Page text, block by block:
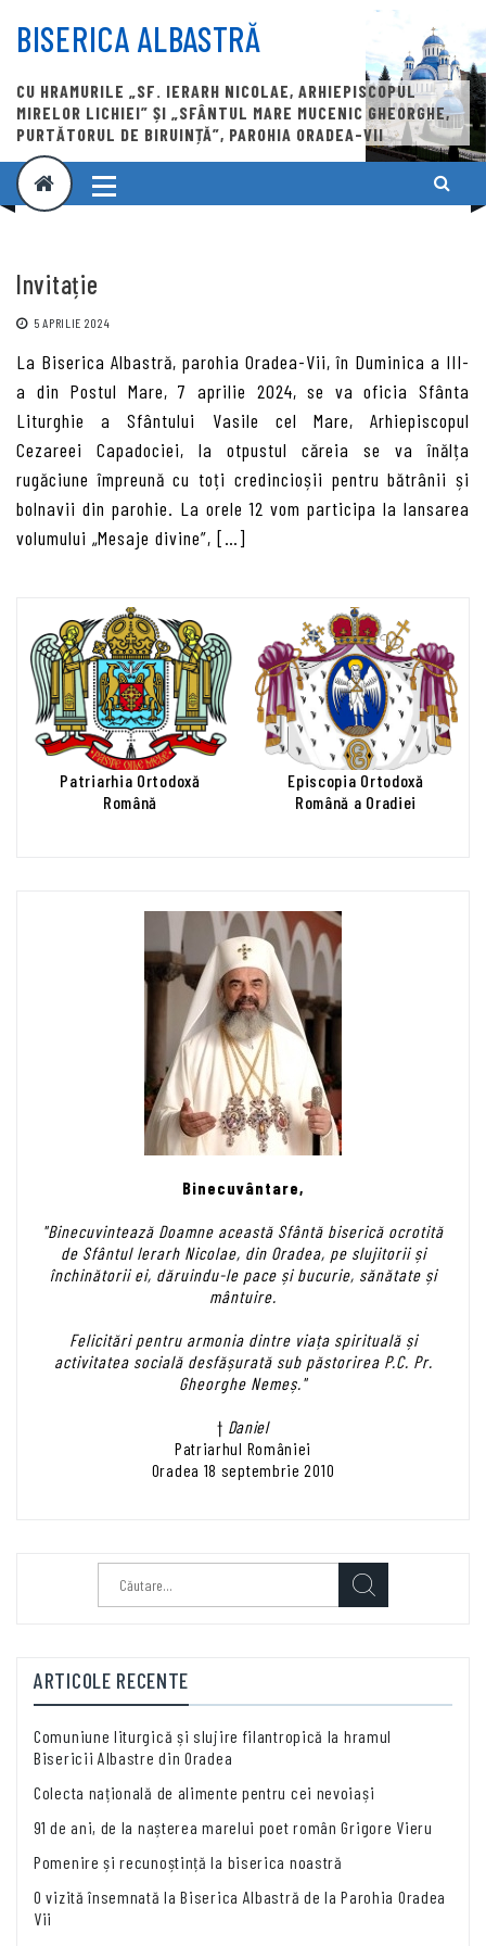
content
BISERICA ALBASTRĂ
CU HRAMURILE „SF. IERARH NICOLAE, ARHIEPISCOPUL
MIRELOR LICHIEI” ȘI „SFÂNTUL MARE MUCENIC GHEORGHE,
PURTĂTORUL DE BIRUINȚĂ”, PAROHIA ORADEA-VII
Invitație
5 APRILIE 2024
La Biserica Albastră, parohia Oradea-Vii, în Duminica a III-
a din Postul Mare, 7 aprilie 2024, se va oficia Sfânta
Liturghie a Sfântului Vasile cel Mare, Arhiepiscopul
Cezareei Capadociei, la otpustul căreia se va înălța
rugăciune împreună cu toți credincioșii pentru bătrânii și
bolnavii din parohie. La orele 12 vom participa la lansarea
volumului „Mesaje divine”, […]
Patriarhia Ortodoxă
Română
Episcopia Ortodoxă
Română a Oradiei
Binecuvântare,
"Binecuvintează Doamne această Sfântă biserică ocrotită
de Sfântul Ierarh Nicolae, din Oradea, pe slujitorii și
închinătorii ei, dăruindu-le pace și bucurie, sănătate și
mântuire.
Felicitări pentru armonia dintre viața spirituală și
activitatea socială desfășurată sub păstorirea P.C. Pr.
Gheorghe Nemeș."
† Daniel
Patriarhul României
Oradea 18 septembrie 2010
după:
ARTICOLE RECENTE
Comuniune liturgică și slujire filantropică la hramul
Bisericii Albastre din Oradea
Colecta națională de alimente pentru cei nevoiași
91 de ani, de la nașterea marelui poet român Grigore Vieru
Pomenire și recunoștință la biserica noastră
O vizită însemnată la Biserica Albastră de la Parohia Oradea
Vii